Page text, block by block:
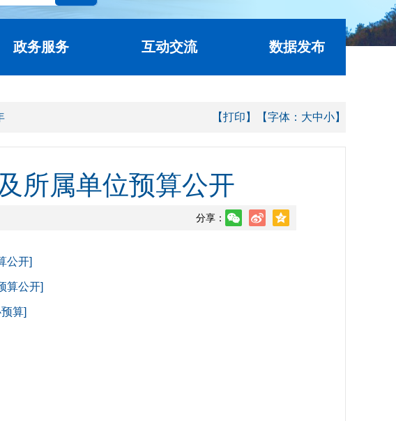
政务服务 互动交流 数据发布
【打印】 【字体： 大中小】
所属单位预算公开
分享：
公开]
算公开]
算]